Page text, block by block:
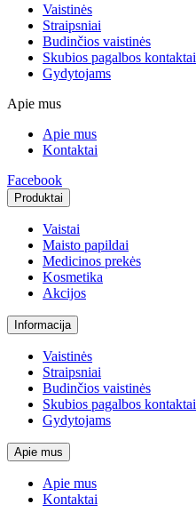
Vaistinės
Straipsniai
Budinčios vaistinės
Skubios pagalbos kontaktai
Gydytojams
Apie mus
Apie mus
Kontaktai
Facebook
Produktai
Vaistai
Maisto papildai
Medicinos prekės
Kosmetika
Akcijos
Informacija
Vaistinės
Straipsniai
Budinčios vaistinės
Skubios pagalbos kontaktai
Gydytojams
Apie mus
Apie mus
Kontaktai